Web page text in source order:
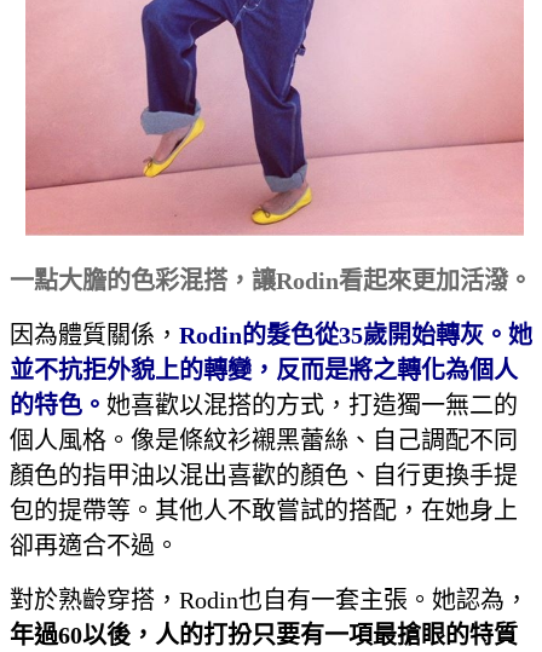
一點大膽的色彩混搭，讓Rodin看起來更加活潑。
因為體質關係， Rodin的髮色從35歲開始轉灰。她
並不抗拒外貌上的轉變，反而是將之轉化為個人
的特色。 她喜歡以混搭的方式，打造獨一無二的
個人風格。像是條紋衫襯黑蕾絲、自己調配不同
顏色的指甲油以混出喜歡的顏色、自行更換手提
包的提帶等。其他人不敢嘗試的搭配，在她身上
卻再適合不過。
對於熟齡穿搭，Rodin也自有一套主張。她認為，
年過60以後，人的打扮只要有一項最搶眼的特質